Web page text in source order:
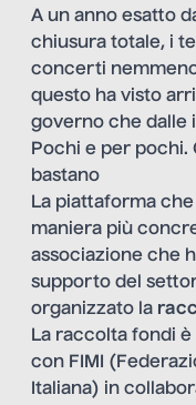
A un anno esatto
chiusura totale, i
concerti
questo ha visto
governo che dalle
Pochi e per pochi.
bastano
La piattaforma
maniera più
associazione che
supporto del
organizzato la
La raccolta fondi
con FIMI
Italiana) in